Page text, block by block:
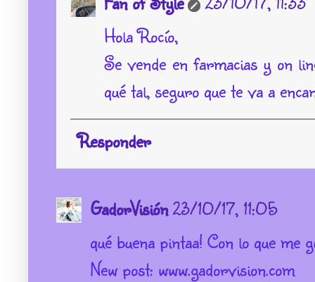
Hola Rocío,
Se vende en farmacias y on
qué tal, seguro que te va a
Responder
GadorVisión23/10/17, 11:05
qué buena pintaa! Con lo que me
New post: www.gadorvision.com